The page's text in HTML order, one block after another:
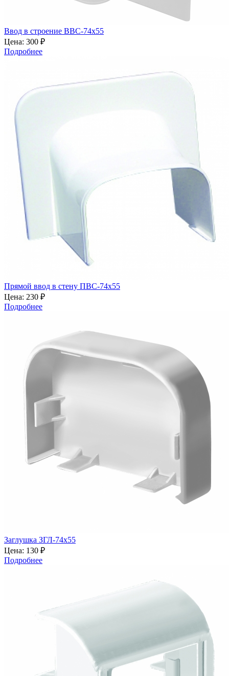
Ввод в строение ВВС-74х55
Цена: 300 ₽
Подробнее
Прямой ввод в стену ПВС-74х55
Цена: 230 ₽
Подробнее
Заглушка ЗГЛ-74х55
Цена: 130 ₽
Подробнее